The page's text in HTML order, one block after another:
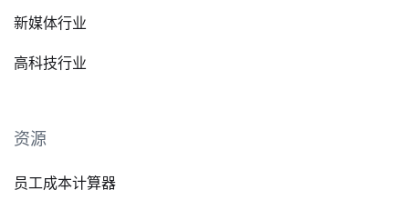
新媒体行业
高科技行业
资源
员工成本计算器